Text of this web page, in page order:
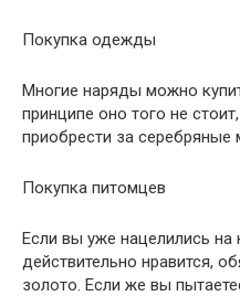
Покупка одежды
Многие наряды можно
принципе оно того не
приобрести за серебряные
Покупка питомцев
Если вы уже нацелились на
действительно нравится,
золото. Если же вы